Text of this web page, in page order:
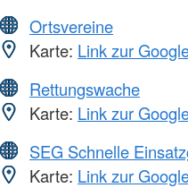
Ortsvereine
Karte: Link zur
Rettungswache
Karte: Link zur
SEG Schnelle
Karte: Link zur